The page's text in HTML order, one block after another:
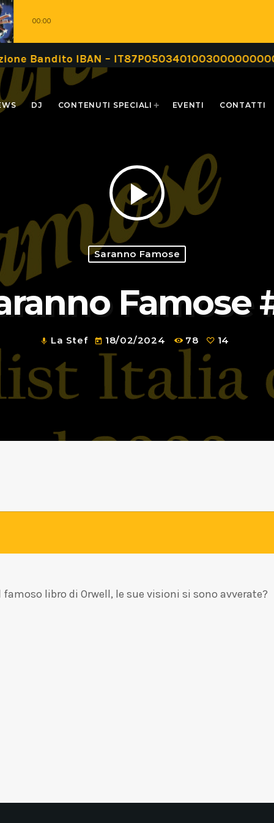
00:00
IBAN – IT87P0503401003000000000999
DJ CONTENUTI SPECIALI EVENTI CONTATTI
play_arrow
Saranno Famose
Famose
mic La Stef today 18/02/2024 78 14
libro di Orwell, le sue visioni si sono avverate?